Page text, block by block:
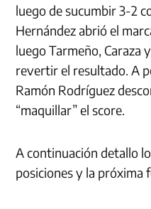
luego de sucumbir 3-2
Hernández abrió el
luego Tarmeño, Caraza
revertir el resultado. A
Ramón Rodríguez
“maquillar” el score.
A continuación detallo
posiciones y la próxima